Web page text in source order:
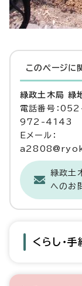
このページに
緑政土木局 緑
電話番号：
972-4143
Eメール：
緑政土
へのお
くらし・手